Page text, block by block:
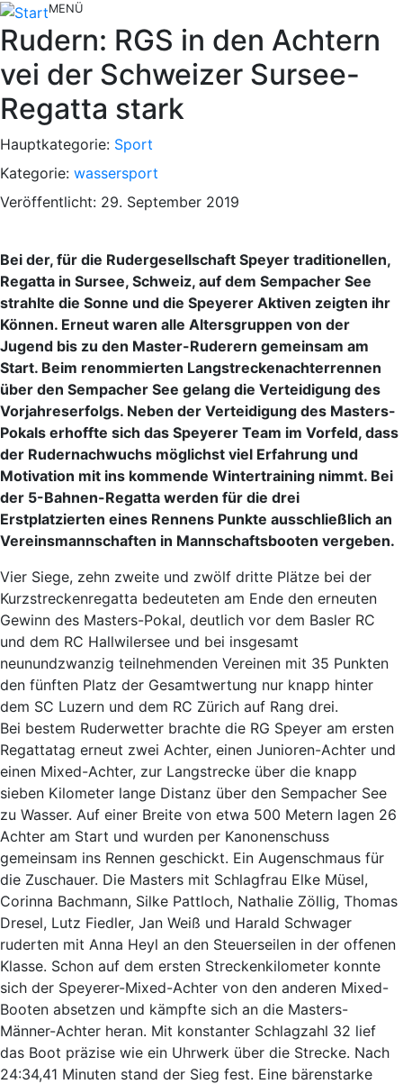
MENÜ
Rudern: RGS in den Achtern
vei der Schweizer Sursee-
Regatta stark
Hauptkategorie: Sport
Kategorie: wassersport
Veröffentlicht: 29. September 2019
Bei der, für die Rudergesellschaft Speyer traditionellen,
Regatta in Sursee, Schweiz, auf dem Sempacher See
strahlte die Sonne und die Speyerer Aktiven zeigten ihr
Können. Erneut waren alle Altersgruppen von der
Jugend bis zu den Master-Ruderern gemeinsam am
Start. Beim renommierten Langstreckenachterrennen
über den Sempacher See gelang die Verteidigung des
Vorjahreserfolgs. Neben der Verteidigung des Masters-
Pokals erhoffte sich das Speyerer Team im Vorfeld, dass
der Rudernachwuchs möglichst viel Erfahrung und
Motivation mit ins kommende Wintertraining nimmt. Bei
der 5-Bahnen-Regatta werden für die drei
Erstplatzierten eines Rennens Punkte ausschließlich an
Vereinsmannschaften in Mannschaftsbooten vergeben.
Vier Siege, zehn zweite und zwölf dritte Plätze bei der
Kurzstreckenregatta bedeuteten am Ende den erneuten
Gewinn des Masters-Pokal, deutlich vor dem Basler RC
und dem RC Hallwilersee und bei insgesamt
neunundzwanzig teilnehmenden Vereinen mit 35 Punkten
den fünften Platz der Gesamtwertung nur knapp hinter
dem SC Luzern und dem RC Zürich auf Rang drei.
Bei bestem Ruderwetter brachte die RG Speyer am ersten
Regattatag erneut zwei Achter, einen Junioren-Achter und
einen Mixed-Achter, zur Langstrecke über die knapp
sieben Kilometer lange Distanz über den Sempacher See
zu Wasser. Auf einer Breite von etwa 500 Metern lagen 26
Achter am Start und wurden per Kanonenschuss
gemeinsam ins Rennen geschickt. Ein Augenschmaus für
die Zuschauer. Die Masters mit Schlagfrau Elke Müsel,
Corinna Bachmann, Silke Pattloch, Nathalie Zöllig, Thomas
Dresel, Lutz Fiedler, Jan Weiß und Harald Schwager
ruderten mit Anna Heyl an den Steuerseilen in der offenen
Klasse. Schon auf dem ersten Streckenkilometer konnte
sich der Speyerer-Mixed-Achter von den anderen Mixed-
Booten absetzen und kämpfte sich an die Masters-
Männer-Achter heran. Mit konstanter Schlagzahl 32 lief
das Boot präzise wie ein Uhrwerk über die Strecke. Nach
24:34,41 Minuten stand der Sieg fest. Eine bärenstarke